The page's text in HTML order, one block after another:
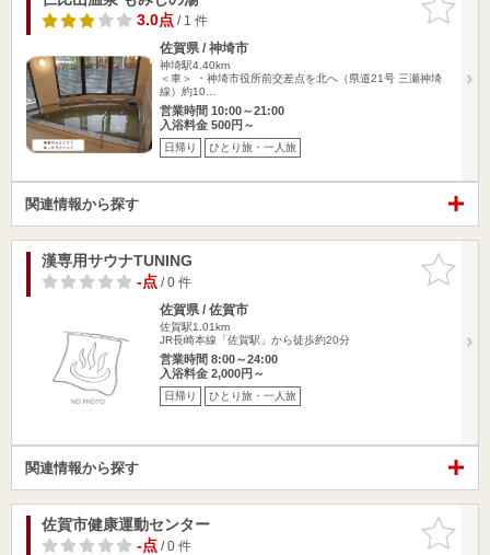
りに追加
3.0点/ 1 件
佐賀県 / 神埼市
神埼駅4.40km
＜車＞ ・神埼市役所前交差点を北へ（県道21号 三瀬神埼
線）約10…
営業時間 10:00～21:00
入浴料金 500円～
日帰り ひとり旅・一人旅
関連情報から探す
お気に入
りに追加
漢専用サウナTUNING
-点/ 0 件
佐賀県 / 佐賀市
佐賀駅1.01km
JR長崎本線「佐賀駅」から徒歩約20分
営業時間 8:00～24:00
入浴料金 2,000円～
日帰り ひとり旅・一人旅
関連情報から探す
お気に入
りに追加
佐賀市健康運動センター
-点/ 0 件